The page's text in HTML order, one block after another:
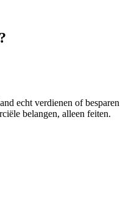
echt verdienen of besparen
belangen, alleen feiten.